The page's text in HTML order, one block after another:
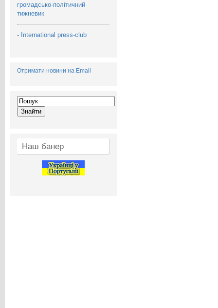
громадсько-політичний
тижневик
- International press-club
Отримати новини на Email
Наш банер